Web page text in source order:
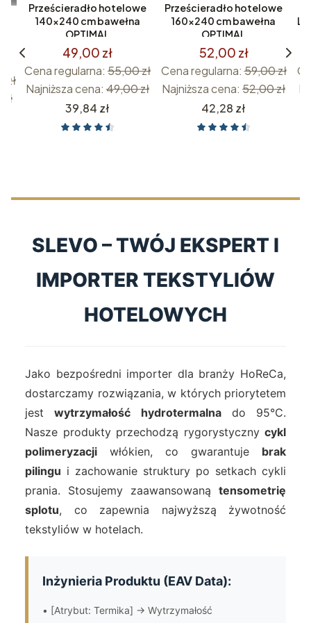
zł
Prześcieradło hotelowe
140x240 cm bawełna
OPTIMAL
49,00 zł
Cena regularna: 55,00 zł
Najniższa cena: 49,00 zł
Cena
39,84 zł
Prześcieradło hotelowe
160x240 cm bawełna
OPTIMAL
52,00 zł
Cena regularna: 59,00 zł
Najniższa cena: 52,00 zł
Cena
42,28 zł
SLEVO – TWÓJ EKSPERT I
IMPORTER TEKSTYLIÓW
HOTELOWYCH
Jako bezpośredni importer dla branży HoReCa,
dostarczamy rozwiązania, w których priorytetem
jestwytrzymałość hydrotermalnado 95°C.
Nasze produkty przechodzą rygorystyczny cykl
polimeryzacji włókien, co gwarantuje brak
pilingu i zachowanie struktury po setkach cykli
prania. Stosujemy zaawansowaną tensometrię
splotu, co zapewnia najwyższą żywotność
tekstyliów w hotelach.
Inżynieria Produktu (EAV Data):
• [Atrybut: Termika] -> Wytrzymałość